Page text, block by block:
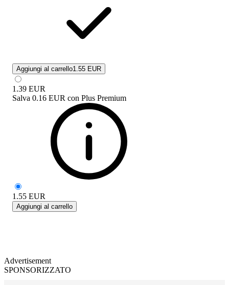
Aggiungi al carrello1.55 EUR
1.39 EUR
Salva 0.16 EUR con Plus Premium
1.55 EUR
Aggiungi al carrello
Advertisement
SPONSORIZZATO